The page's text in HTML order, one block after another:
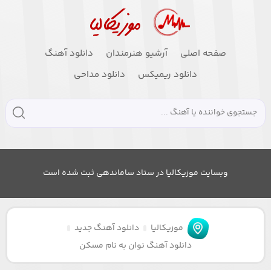
صفحه اصلی آرشیو هنرمندان
دانلود آهنگ
دانلود ریمیکس
دانلود مداحی
وبسایت موزیکالیا در ستاد ساماندهی ثبت شده است
موزیکالیا
دانلود آهنگ جدید
دانلود آهنگ نوان به نام مسکن